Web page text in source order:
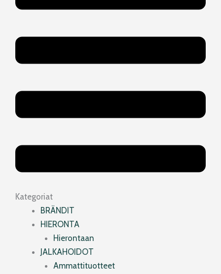
Kategoriat
BRÄNDIT
HIERONTA
Hierontaan
JALKAHOIDOT
Ammattituotteet